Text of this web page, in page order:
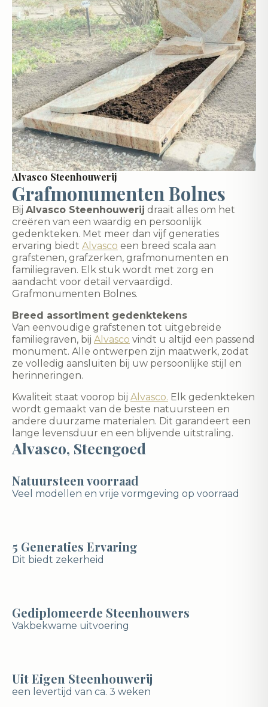
Alvasco Steenhouwerij
Grafmonumenten Bolnes
Bij Alvasco Steenhouwerij draait alles om het
creëren van een waardig en persoonlijk
gedenkteken. Met meer dan vijf generaties
ervaring biedt Alvasco een breed scala aan
grafstenen, grafzerken, grafmonumenten en
familiegraven. Elk stuk wordt met zorg en
aandacht voor detail vervaardigd.
Grafmonumenten Bolnes.
Breed assortiment gedenktekens
Van eenvoudige grafstenen tot uitgebreide
familiegraven, bij Alvasco vindt u altijd een passend
monument. Alle ontwerpen zijn maatwerk, zodat
ze volledig aansluiten bij uw persoonlijke stijl en
herinneringen.
Kwaliteit staat voorop bij Alvasco. Elk gedenkteken
wordt gemaakt van de beste natuursteen en
andere duurzame materialen. Dit garandeert een
lange levensduur en een blijvende uitstraling.
Alvasco, Steengoed
Natuursteen voorraad
Veel modellen en vrije vormgeving op voorraad
5 Generaties Ervaring
Dit biedt zekerheid
Gediplomeerde Steenhouwers
Vakbekwame uitvoering
Uit Eigen Steenhouwerij
een levertijd van ca. 3 weken